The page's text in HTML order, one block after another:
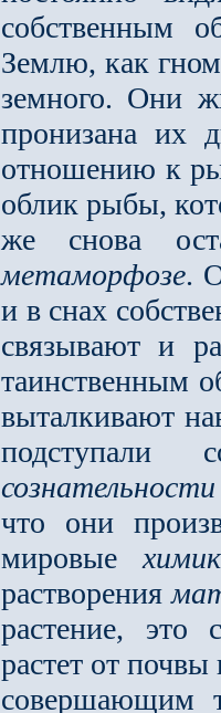
собственным
Землю, как
земного. Они
пронизана их
отношению к
облик рыбы,
же снова
метаморфозе.
и в снах
связывают и
таинственным
выталкивают
сознательности
что они
мировые
растворения
растение, это
растет от
совершающим